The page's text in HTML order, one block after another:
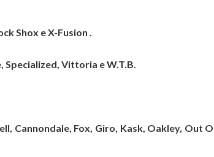
Shox e X-Fusion .
Specialized, Vittoria e W.T.B.
Cannondale, Fox, Giro, Kask, Oakley, Out